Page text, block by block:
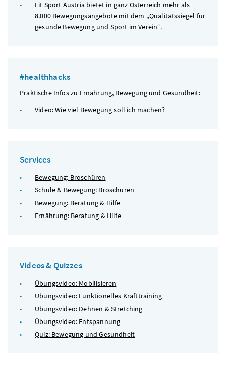
Fit Sport Austria bietet in ganz Österreich mehr als
8.000 Bewegungsangebote mit dem „Qualitätssiegel für
gesunde Bewegung und Sport im Verein“.
#healthhacks
Praktische Infos zu Ernährung, Bewegung und Gesundheit:
Video:Wie viel Bewegung soll ich machen?
Services
Bewegung: Broschüren
Schule & Bewegung: Broschüren
Bewegung: Beratung & Hilfe
Ernährung: Beratung & Hilfe
Videos & Quizzes
Übungsvideo: Mobilisieren
Übungsvideo: Funktionelles Krafttraining
Übungsvideo: Dehnen & Stretching
Übungsvideo: Entspannung
Quiz: Bewegung und Gesundheit